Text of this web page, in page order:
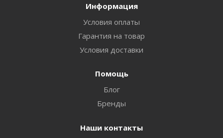
Информация
Условия оплаты
Гарантия на товар
Условия доставки
Помощь
Блог
Бренды
Наши контакты